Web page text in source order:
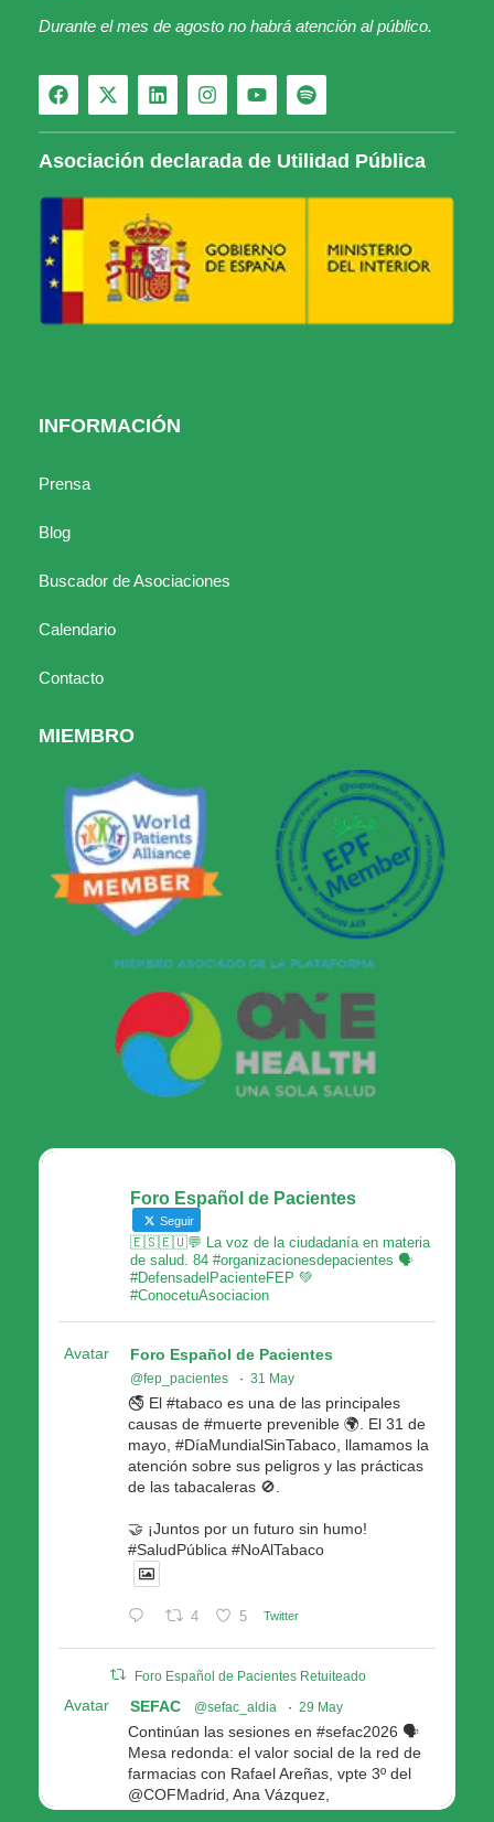
Durante el mes de agosto no habrá atención al público.
Asociación declarada de Utilidad Pública
INFORMACIÓN
Prensa
Blog
Buscador de Asociaciones
Calendario
Contacto
MIEMBRO
Foro Español de Pacientes
Seguir
🇪🇸🇪🇺💬 La voz de la ciudadanía en materia
de salud. 84 #organizacionesdepacientes 🗣
#DefensadelPacienteFEP 💚
#ConocetuAsociacion
Avatar Foro Español de Pacientes
@fep_pacientes · 31 May
🚭 El #tabaco es una de las principales
causas de #muerte prevenible 🌍. El 31 de
mayo, #DíaMundialSinTabaco, llamamos la
atención sobre sus peligros y las prácticas
de las tabacaleras 🚫.
🤝 ¡Juntos por un futuro sin humo!
#SaludPública #NoAlTabaco
4 5 Twitter
Foro Español de Pacientes Retuiteado
Avatar SEFAC @sefac_aldia · 29 May
Continúan las sesiones en #sefac2026 🗣️
Mesa redonda: el valor social de la red de
farmacias con Rafael Areñas, vpte 3º del
@COFMadrid, Ana Vázquez,
@fep_pacientes Galicia, Antón Acevedo, d